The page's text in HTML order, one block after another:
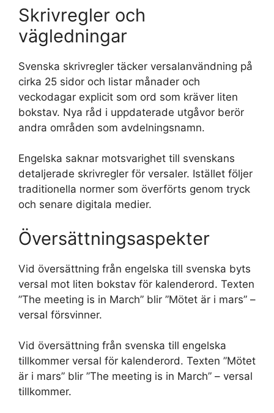
Skrivregler och
vägledningar
Svenska skrivregler täcker versalanvändning på
cirka 25 sidor och listar månader och
veckodagar explicit som ord som kräver liten
bokstav. Nya råd i uppdaterade utgåvor berör
andra områden som avdelningsnamn.
Engelska saknar motsvarighet till svenskans
detaljerade skrivregler för versaler. Istället följer
traditionella normer som överförts genom tryck
och senare digitala medier.
Översättningsaspekter
Vid översättning från engelska till svenska byts
versal mot liten bokstav för kalenderord. Texten
”The meeting is in March” blir ”Mötet är i mars” –
versal försvinner.
Vid översättning från svenska till engelska
tillkommer versal för kalenderord. Texten ”Mötet
är i mars” blir ”The meeting is in March” – versal
tillkommer.